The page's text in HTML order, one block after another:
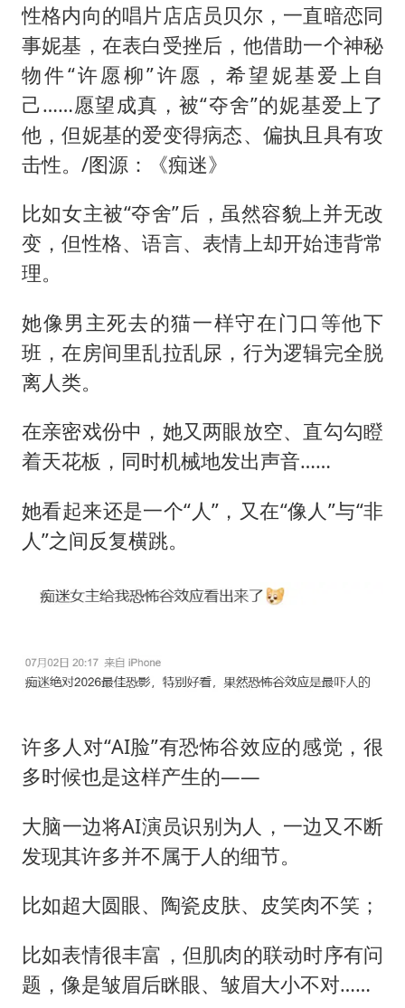
性格内向的唱片店店员贝尔，一直暗恋同
事妮基，在表白受挫后，他借助一个神秘
物件“许愿柳”许愿，希望妮基爱上自
己……愿望成真，被“夺舍”的妮基爱上了
他，但妮基的爱变得病态、偏执且具有攻
击性。/图源：《痴迷》
比如女主被“夺舍”后，虽然容貌上并无改
变，但性格、语言、表情上却开始违背常
理。
她像男主死去的猫一样守在门口等他下
班，在房间里乱拉乱尿，行为逻辑完全脱
离人类。
在亲密戏份中，她又两眼放空、直勾勾瞪
着天花板，同时机械地发出声音……
她看起来还是一个“人”，又在“像人”与“非
人”之间反复横跳。
许多人对“AI脸”有恐怖谷效应的感觉，很
多时候也是这样产生的——
大脑一边将AI演员识别为人，一边又不断
发现其许多并不属于人的细节。
比如超大圆眼、陶瓷皮肤、皮笑肉不笑；
比如表情很丰富，但肌肉的联动时序有问
题，像是皱眉后眯眼、皱眉大小不对……